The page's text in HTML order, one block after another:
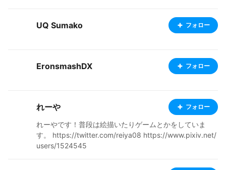
約にてご利用ください。 使用した際の報告は必要ありま
せん。
UQ Sumako フォロー
EronsmashDX フォロー
れーや フォロー
れーやです！普段は絵描いたりゲームとかをしていま
す。 https://twitter.com/reiya08 https://www.pixiv.net/
users/1524545